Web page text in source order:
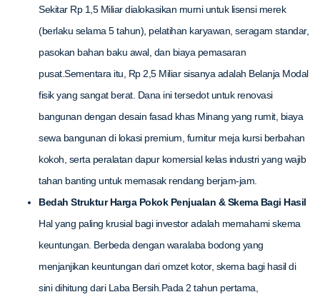
Sekitar Rp 1,5 Miliar dialokasikan murni untuk lisensi merek
(berlaku selama 5 tahun), pelatihan karyawan, seragam standar,
pasokan bahan baku awal, dan biaya pemasaran
pusat.Sementara itu, Rp 2,5 Miliar sisanya adalah Belanja Modal
fisik yang sangat berat. Dana ini tersedot untuk renovasi
bangunan dengan desain fasad khas Minang yang rumit, biaya
sewa bangunan di lokasi premium, furnitur meja kursi berbahan
kokoh, serta peralatan dapur komersial kelas industri yang wajib
tahan banting untuk memasak rendang berjam-jam.
Bedah Struktur Harga Pokok Penjualan & Skema Bagi Hasil
Hal yang paling krusial bagi investor adalah memahami skema
keuntungan. Berbeda dengan waralaba bodong yang
menjanjikan keuntungan dari omzet kotor, skema bagi hasil di
sini dihitung dari Laba Bersih.Pada 2 tahun pertama,